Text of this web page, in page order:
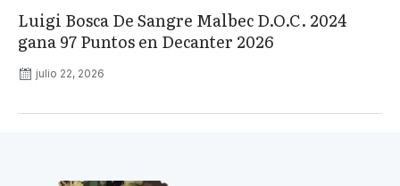
Luigi Bosca De Sangre Malbec D.O.C. 2024
gana 97 Puntos en Decanter 2026
julio 22, 2026